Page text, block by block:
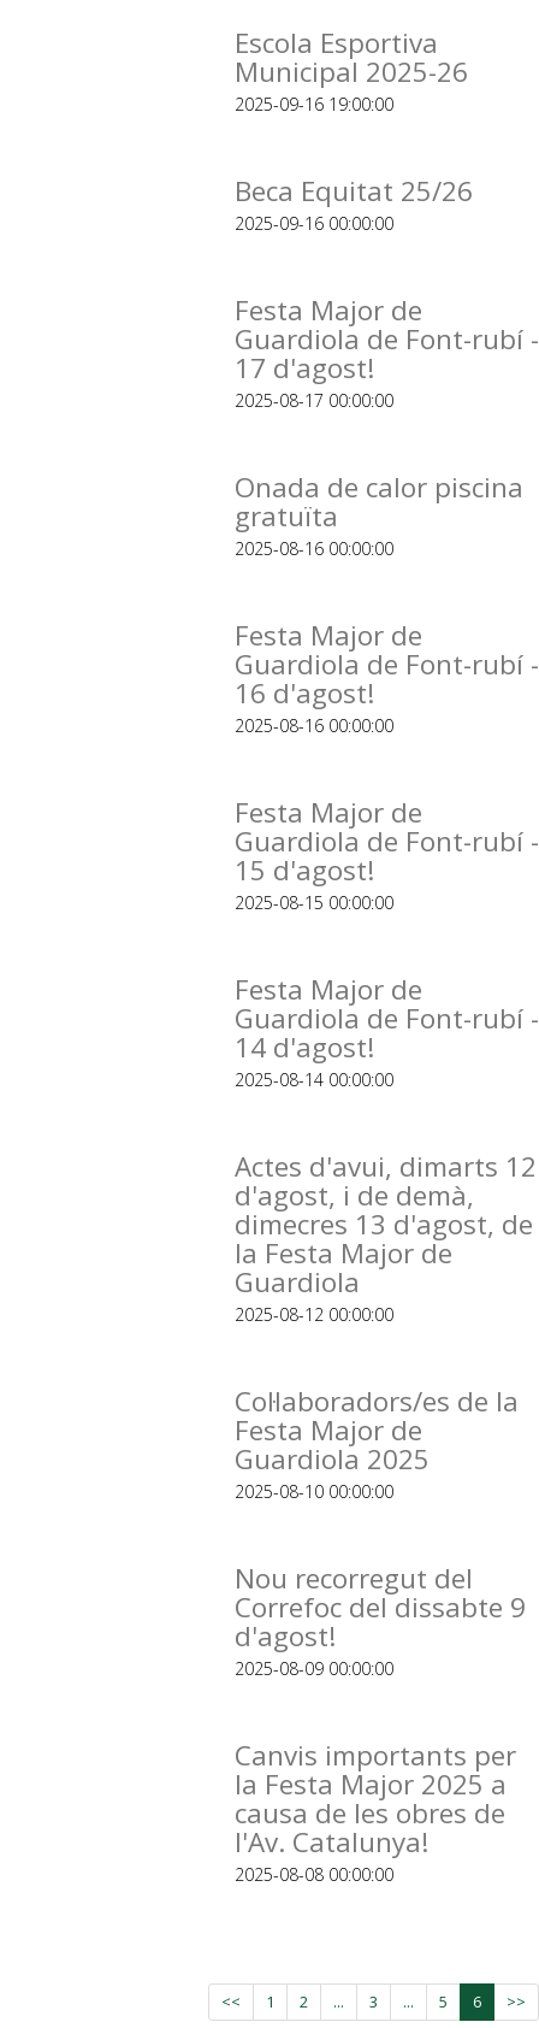
Escola Esportiva
Municipal 2025-26
2025-09-16 19:00:00
Beca Equitat 25/26
2025-09-16 00:00:00
Festa Major de
Guardiola de Font-rubí -
17 d'agost!
2025-08-17 00:00:00
Onada de calor piscina
gratuïta
2025-08-16 00:00:00
Festa Major de
Guardiola de Font-rubí -
16 d'agost!
2025-08-16 00:00:00
Festa Major de
Guardiola de Font-rubí -
15 d'agost!
2025-08-15 00:00:00
Festa Major de
Guardiola de Font-rubí -
14 d'agost!
2025-08-14 00:00:00
Actes d'avui, dimarts 12
d'agost, i de demà,
dimecres 13 d'agost, de
la Festa Major de
Guardiola
2025-08-12 00:00:00
Col·laboradors/es de la
Festa Major de
Guardiola 2025
2025-08-10 00:00:00
Nou recorregut del
Correfoc del dissabte 9
d'agost!
2025-08-09 00:00:00
Canvis importants per
la Festa Major 2025 a
causa de les obres de
l'Av. Catalunya!
2025-08-08 00:00:00
<< 1 2 ... 3 ... 5 6 >>